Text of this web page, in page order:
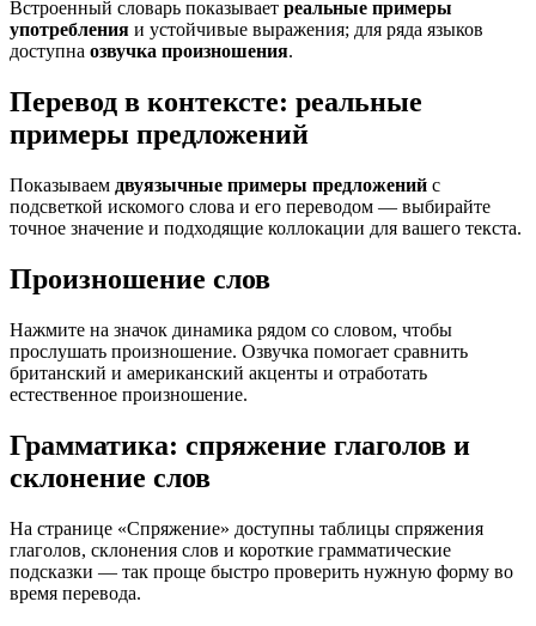
Встроенный словарь показывает реальные примеры
употребления и устойчивые выражения; для ряда языков
доступна озвучка произношения.
Перевод в контексте: реальные
примеры предложений
Показываем двуязычные примеры предложений с
подсветкой искомого слова и его переводом — выбирайте
точное значение и подходящие коллокации для вашего текста.
Произношение слов
Нажмите на значок динамика рядом со словом, чтобы
прослушать произношение. Озвучка помогает сравнить
британский и американский акценты и отработать
естественное произношение.
Грамматика: спряжение глаголов и
склонение слов
На странице «Спряжение» доступны таблицы спряжения
глаголов, склонения слов и короткие грамматические
подсказки — так проще быстро проверить нужную форму во
время перевода.